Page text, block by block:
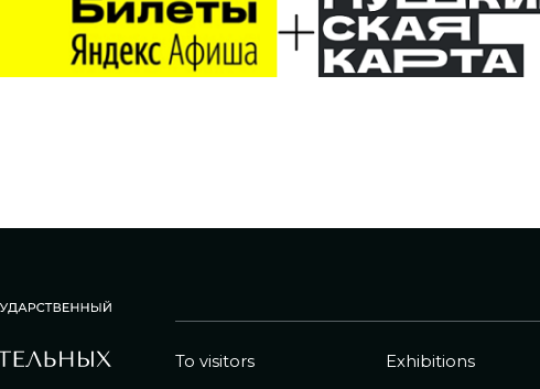
To visitors Exhibitions